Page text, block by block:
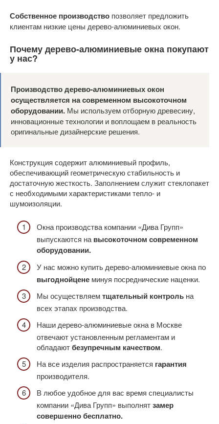
Собственное производство позволяет предложить
клиентам низкие цены дерево-алюминиевых окон.
Почему дерево-алюминиевые окна покупают
у нас?
Производство дерево-алюминиевых окон
осуществляется на современном высокоточном
оборудовании. Мы используем отборную древесину,
инновационные технологии и воплощаем в реальность
оригинальные дизайнерские решения.
Конструкция содержит алюминиевый профиль,
обеспечивающий геометрическую стабильность и
достаточную жесткость. Заполнением служит стеклопакет
с необходимыми характеристиками тепло- и
шумоизоляции.
Окна производства компании «Дива Групп»
выпускаются навысокоточном современном
оборудовании.
У нас можно купить дерево-алюминиевые окна по
выгоднойцене минуя посреднические наценки.
Мы осуществляемтщательный контроль на
всех этапах производства.
Наши дерево-алюминиевые окна в Москве
отвечают установленным регламентам и
обладаютбезупречным качеством.
На все изделия распространяется гарантия
производителя.
В любое удобное для вас время специалисты
компании «Дива Групп» выполнятзамер
совершенно бесплатно.